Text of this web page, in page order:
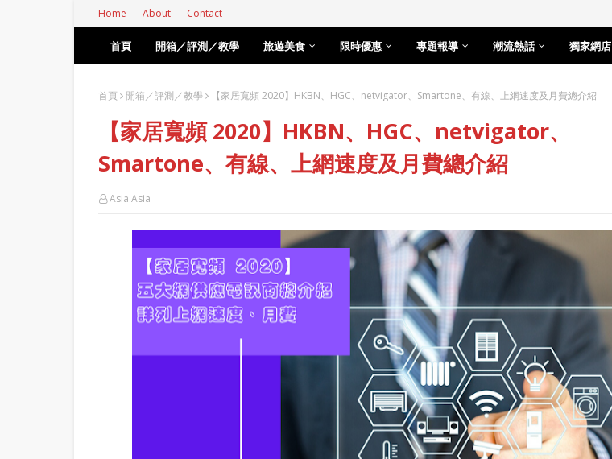
Home About Contact
首頁 開箱／評測／教學 旅遊美食 限時優惠 專題報導 潮流熱話 獨家網店
首頁 開箱／評測／教學 【家居寬頻 2020】HKBN、HGC、netvigator、Smartone、有線、上網速度及月費總介紹
【家居寬頻 2020】HKBN、HGC、netvigator、
Smartone、有線、上網速度及月費總介紹
Asia Asia